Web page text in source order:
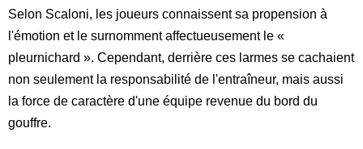
Selon Scaloni, les joueurs connaissent sa propension à
l'émotion et le surnomment affectueusement le «
pleurnichard ». Cependant, derrière ces larmes se cachaient
non seulement la responsabilité de l'entraîneur, mais aussi
la force de caractère d'une équipe revenue du bord du
gouffre.